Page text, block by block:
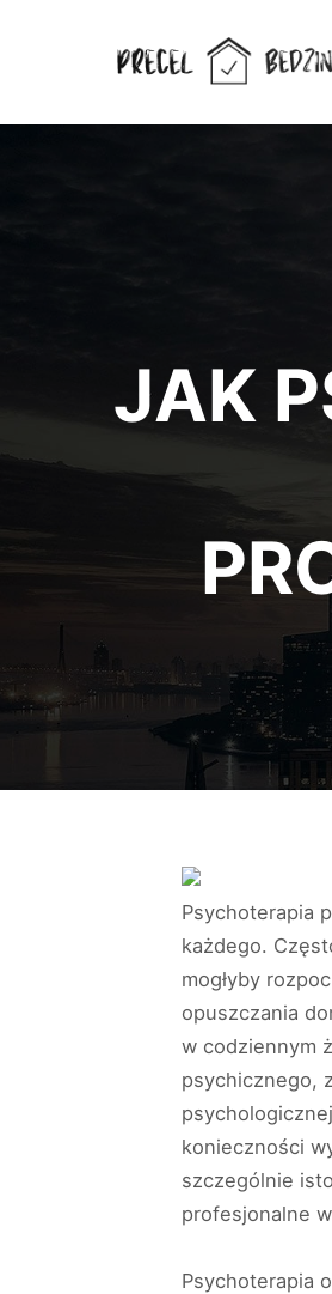
JAK
Psychoterapia
każdego.
mogłyby
opuszczania
w codziennym
psychicznego,
konieczności
szczególnie
profesjonalne
Psychoterapia